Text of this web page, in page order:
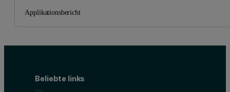
Applikationsbericht
Beliebte links